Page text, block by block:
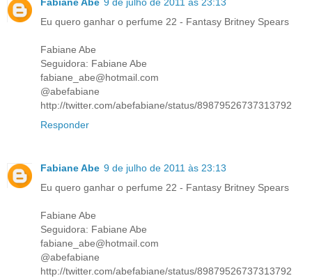
Fabiane Abe 9 de julho de 2011 às 23:13
Eu quero ganhar o perfume 22 - Fantasy Britney Spears
Fabiane Abe
Seguidora: Fabiane Abe
fabiane_abe@hotmail.com
@abefabiane
http://twitter.com/abefabiane/status/89879526737313792
Responder
Fabiane Abe 9 de julho de 2011 às 23:13
Eu quero ganhar o perfume 22 - Fantasy Britney Spears
Fabiane Abe
Seguidora: Fabiane Abe
fabiane_abe@hotmail.com
@abefabiane
http://twitter.com/abefabiane/status/89879526737313792